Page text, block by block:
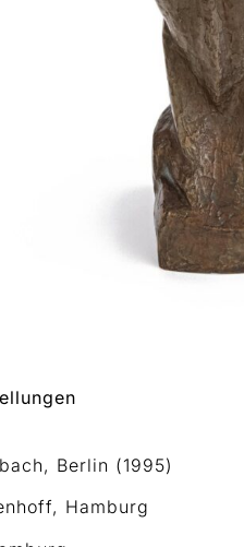
Berlin (1995)
Hamburg